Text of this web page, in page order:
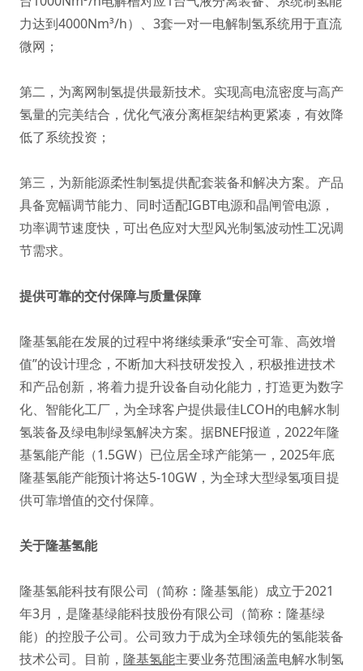
力达到4000Nm³/h）、3套一对一电解制氢系统用于直流
微网；
第二，为离网制氢提供最新技术。实现高电流密度与高产
氢量的完美结合，优化气液分离框架结构更紧凑，有效降
低了系统投资；
第三，为新能源柔性制氢提供配套装备和解决方案。产品
具备宽幅调节能力、同时适配IGBT电源和晶闸管电源，
功率调节速度快，可出色应对大型风光制氢波动性工况调
节需求。
提供可靠的交付保障与质量保障
隆基氢能在发展的过程中将继续秉承“安全可靠、高效增
值”的设计理念，不断加大科技研发投入，积极推进技术
和产品创新，将着力提升设备自动化能力，打造更为数字
化、智能化工厂，为全球客户提供最佳LCOH的电解水制
氢装备及绿电制绿氢解决方案。据BNEF报道，2022年隆
基氢能产能（1.5GW）已位居全球产能第一，2025年底
隆基氢能产能预计将达5-10GW，为全球大型绿氢项目提
供可靠增值的交付保障。
关于隆基氢能
隆基氢能科技有限公司（简称：隆基氢能）成立于2021
年3月，是隆基绿能科技股份有限公司（简称：隆基绿
能）的控股子公司。公司致力于成为全球领先的氢能装备
技术公司。目前， 隆基氢能主要业务范围涵盖电解水制氢